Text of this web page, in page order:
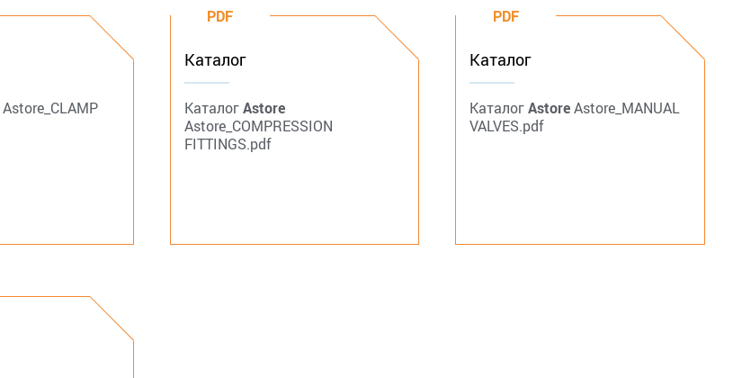
Astore_CLAMP
PDF
Каталог
КаталогAstore
Astore_COMPRESSION
FITTINGS.pdf
PDF
Каталог
КаталогAstoreAstore_MANUAL
VALVES.pdf